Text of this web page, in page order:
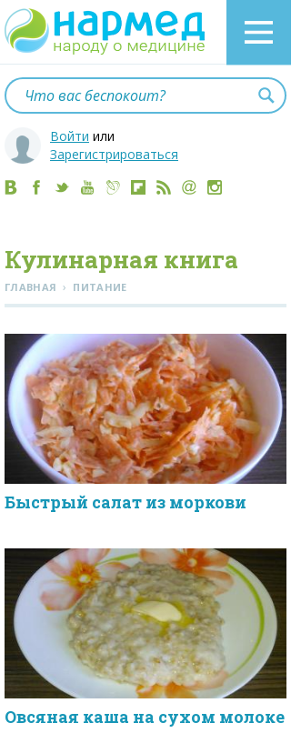
Войти или
Зарегистрироваться
Кулинарная книга
ГЛАВНАЯ › ПИТАНИЕ
Быстрый салат из моркови
Овсяная каша на сухом молоке